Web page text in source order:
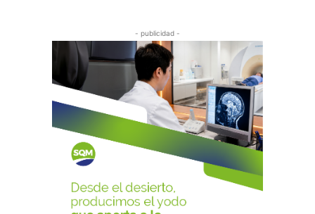
- publicidad -